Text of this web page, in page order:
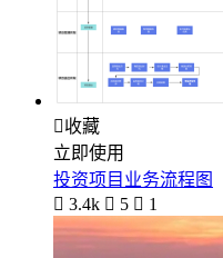
收藏
立即使用
投资项目业务流程图
 3.4k  5  1